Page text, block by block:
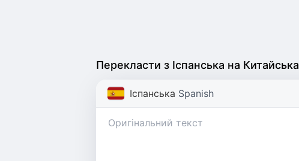
Перекласти з Іспанська на Китайська
Іспанська Spanish